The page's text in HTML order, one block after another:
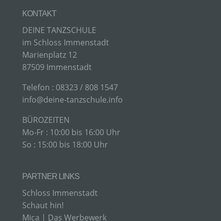
KONTAKT
DEINE TANZSCHULE
im Schloss Immenstadt
Marienplatz 12
87509 Immenstadt
​Telefon : 08323 / 808 1547
info@deine-tanzschule.info
BÜROZEITEN
Mo-Fr : 10:00 bis 16:00 Uhr
So : 15:00 bis 18:00 Uhr
PARTNER LINKS
Schloss Immenstadt
Schaut hin!
Mica | Das Werbewerk
verwendet werden, um bestimmte persönliche
beziehen, zu bewerten, insbesondere, um Aspekte
bezüglich Arbeitsleistung, wirtschaftlicher Lage,
Gesundheit, persönlicher Vorlieben, Interessen,
Zuverlässigkeit, Verhalten, Aufenthaltsort oder
Ortswechsel dieser natürlichen Person zu
Pseudonymisierung ist die Verarbeitung
personenbezogener Daten in einer Weise, auf
mehr einer spezifischen betroffenen Person
zugeordnet werden können, sofern diese
zusätzlichen Informationen gesondert aufbewahrt
werden und technischen und organisatorischen
Maßnahmen unterliegen, die gewährleisten, dass
die personenbezogenen Daten nicht einer